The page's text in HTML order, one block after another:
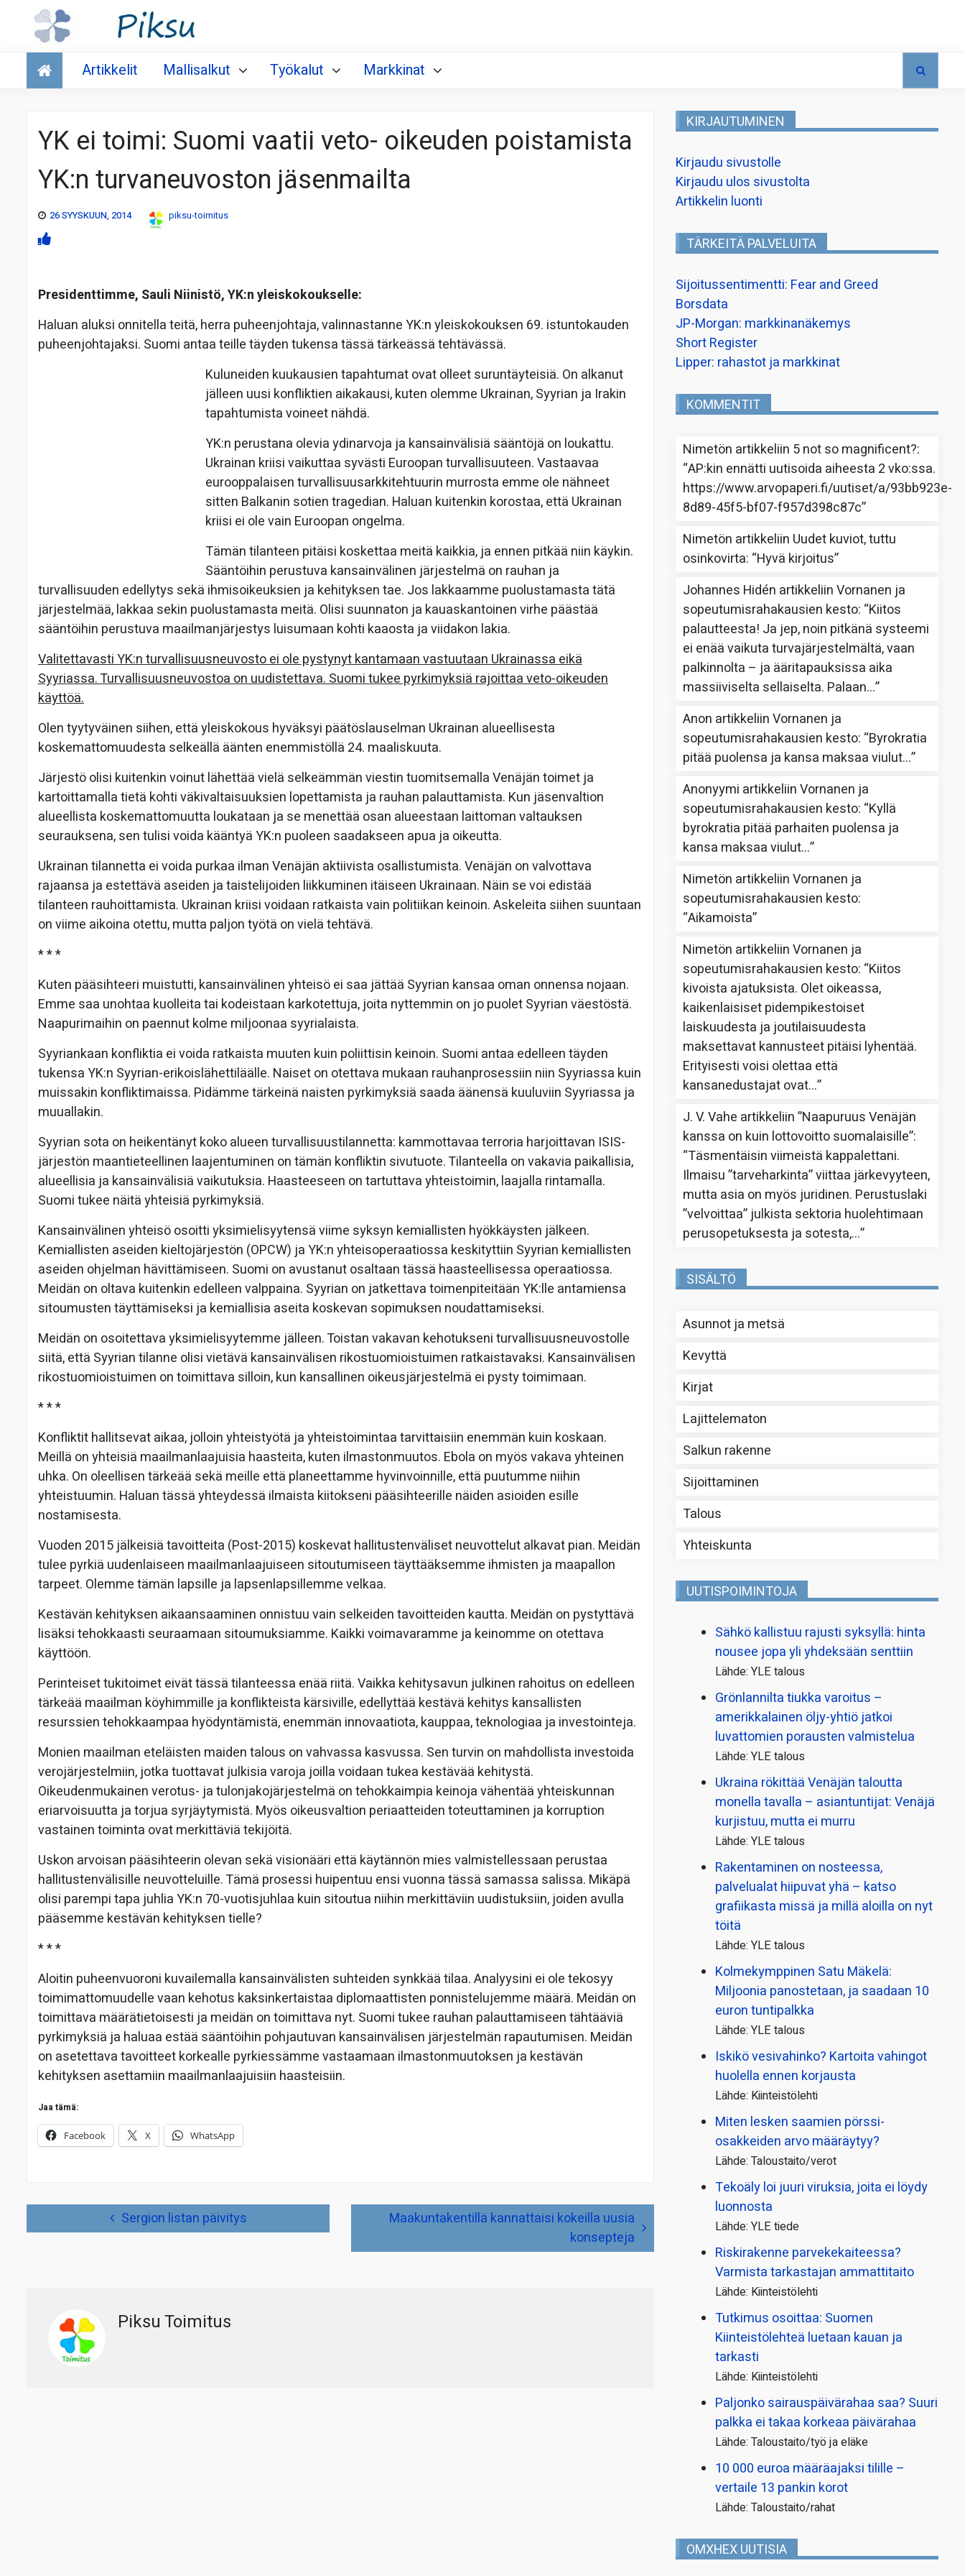
Talous
Artikkelit Mallisalkut Työkalut Markkinat
YK ei toimi: Suomi vaatii veto- oikeuden poistamista
YK:n turvaneuvoston jäsenmailta
26 SYYSKUUN, 2014 piksu-toimitus
Presidenttimme, Sauli Niinistö, YK:n yleiskokoukselle:
Haluan aluksi onnitella teitä, herra puheenjohtaja, valinnastanne YK:n yleiskokouksen 69. istuntokauden
puheenjohtajaksi. Suomi antaa teille täyden tukensa tässä tärkeässä tehtävässä.
Kuluneiden kuukausien tapahtumat ovat olleet suruntäyteisiä. On alkanut
jälleen uusi konfliktien aikakausi, kuten olemme Ukrainan, Syyrian ja Irakin
tapahtumista voineet nähdä.
YK:n perustana olevia ydinarvoja ja kansainvälisiä sääntöjä on loukattu.
Ukrainan kriisi vaikuttaa syvästi Euroopan turvallisuuteen. Vastaavaa
eurooppalaisen turvallisuusarkkitehtuurin murrosta emme ole nähneet
sitten Balkanin sotien tragedian. Haluan kuitenkin korostaa, että Ukrainan
kriisi ei ole vain Euroopan ongelma.
Tämän tilanteen pitäisi koskettaa meitä kaikkia, ja ennen pitkää niin käykin.
Sääntöihin perustuva kansainvälinen järjestelmä on rauhan ja
turvallisuuden edellytys sekä ihmisoikeuksien ja kehityksen tae. Jos lakkaamme puolustamasta tätä
järjestelmää, lakkaa sekin puolustamasta meitä. Olisi suunnaton ja kauaskantoinen virhe päästää
sääntöihin perustuva maailmanjärjestys luisumaan kohti kaaosta ja viidakon lakia.
Valitettavasti YK:n turvallisuusneuvosto ei ole pystynyt kantamaan vastuutaan Ukrainassa eikä
Syyriassa. Turvallisuusneuvostoa on uudistettava. Suomi tukee pyrkimyksiä rajoittaa veto-oikeuden
käyttöä.
Olen tyytyväinen siihen, että yleiskokous hyväksyi päätöslauselman Ukrainan alueellisesta
koskemattomuudesta selkeällä äänten enemmistöllä 24. maaliskuuta.
Järjestö olisi kuitenkin voinut lähettää vielä selkeämmän viestin tuomitsemalla Venäjän toimet ja
kartoittamalla tietä kohti väkivaltaisuuksien lopettamista ja rauhan palauttamista. Kun jäsenvaltion
alueellista koskemattomuutta loukataan ja se menettää osan alueestaan laittoman valtauksen
seurauksena, sen tulisi voida kääntyä YK:n puoleen saadakseen apua ja oikeutta.
Ukrainan tilannetta ei voida purkaa ilman Venäjän aktiivista osallistumista. Venäjän on valvottava
rajaansa ja estettävä aseiden ja taistelijoiden liikkuminen itäiseen Ukrainaan. Näin se voi edistää
tilanteen rauhoittamista. Ukrainan kriisi voidaan ratkaista vain politiikan keinoin. Askeleita siihen suuntaan
on viime aikoina otettu, mutta paljon työtä on vielä tehtävä.
* * *
Kuten pääsihteeri muistutti, kansainvälinen yhteisö ei saa jättää Syyrian kansaa oman onnensa nojaan.
Emme saa unohtaa kuolleita tai kodeistaan karkotettuja, joita nyttemmin on jo puolet Syyrian väestöstä.
Naapurimaihin on paennut kolme miljoonaa syyrialaista.
Syyriankaan konfliktia ei voida ratkaista muuten kuin poliittisin keinoin. Suomi antaa edelleen täyden
tukensa YK:n Syyrian-erikoislähettiläälle. Naiset on otettava mukaan rauhanprosessiin niin Syyriassa kuin
muissakin konfliktimaissa. Pidämme tärkeinä naisten pyrkimyksiä saada äänensä kuuluviin Syyriassa ja
muuallakin.
Syyrian sota on heikentänyt koko alueen turvallisuustilannetta: kammottavaa terroria harjoittavan ISIS-
järjestön maantieteellinen laajentuminen on tämän konfliktin sivutuote. Tilanteella on vakavia paikallisia,
alueellisia ja kansainvälisiä vaikutuksia. Haasteeseen on tartuttava yhteistoimin, laajalla rintamalla.
Suomi tukee näitä yhteisiä pyrkimyksiä.
Kansainvälinen yhteisö osoitti yksimielisyytensä viime syksyn kemiallisten hyökkäysten jälkeen.
Kemiallisten aseiden kieltojärjestön (OPCW) ja YK:n yhteisoperaatiossa keskityttiin Syyrian kemiallisten
aseiden ohjelman hävittämiseen. Suomi on avustanut osaltaan tässä haasteellisessa operaatiossa.
Meidän on oltava kuitenkin edelleen valppaina. Syyrian on jatkettava toimenpiteitään YK:lle antamiensa
sitoumusten täyttämiseksi ja kemiallisia aseita koskevan sopimuksen noudattamiseksi.
Meidän on osoitettava yksimielisyytemme jälleen. Toistan vakavan kehotukseni turvallisuusneuvostolle
siitä, että Syyrian tilanne olisi vietävä kansainvälisen rikostuomioistuimen ratkaistavaksi. Kansainvälisen
rikostuomioistuimen on toimittava silloin, kun kansallinen oikeusjärjestelmä ei pysty toimimaan.
* * *
Konfliktit hallitsevat aikaa, jolloin yhteistyötä ja yhteistoimintaa tarvittaisiin enemmän kuin koskaan.
Meillä on yhteisiä maailmanlaajuisia haasteita, kuten ilmastonmuutos. Ebola on myös vakava yhteinen
uhka. On oleellisen tärkeää sekä meille että planeettamme hyvinvoinnille, että puutumme niihin
yhteistuumin. Haluan tässä yhteydessä ilmaista kiitokseni pääsihteerille näiden asioiden esille
nostamisesta.
Vuoden 2015 jälkeisiä tavoitteita (Post-2015) koskevat hallitustenväliset neuvottelut alkavat pian. Meidän
tulee pyrkiä uudenlaiseen maailmanlaajuiseen sitoutumiseen täyttääksemme ihmisten ja maapallon
tarpeet. Olemme tämän lapsille ja lapsenlapsillemme velkaa.
Kestävän kehityksen aikaansaaminen onnistuu vain selkeiden tavoitteiden kautta. Meidän on pystyttävä
lisäksi tehokkaasti seuraamaan sitoumuksiamme. Kaikki voimavaramme ja keinomme on otettava
käyttöön.
Perinteiset tukitoimet eivät tässä tilanteessa enää riitä. Vaikka kehitysavun julkinen rahoitus on edelleen
tärkeää maailman köyhimmille ja konflikteista kärsiville, edellyttää kestävä kehitys kansallisten
resurssien tehokkaampaa hyödyntämistä, enemmän innovaatiota, kauppaa, teknologiaa ja investointeja.
Monien maailman eteläisten maiden talous on vahvassa kasvussa. Sen turvin on mahdollista investoida
verojärjestelmiin, jotka tuottavat julkisia varoja joilla voidaan tukea kestävää kehitystä.
Oikeudenmukainen verotus- ja tulonjakojärjestelmä on tehokkaimpia keinoja vähentää yhteiskunnan
eriarvoisuutta ja torjua syrjäytymistä. Myös oikeusvaltion periaatteiden toteuttaminen ja korruption
vastainen toiminta ovat merkittäviä tekijöitä.
Uskon arvoisan pääsihteerin olevan sekä visionääri että käytännön mies valmistellessaan perustaa
hallitustenvälisille neuvotteluille. Tämä prosessi huipentuu ensi vuonna tässä samassa salissa. Mikäpä
olisi parempi tapa juhlia YK:n 70-vuotisjuhlaa kuin sitoutua niihin merkittäviin uudistuksiin, joiden avulla
pääsemme kestävän kehityksen tielle?
* * *
Aloitin puheenvuoroni kuvailemalla kansainvälisten suhteiden synkkää tilaa. Analyysini ei ole tekosyy
toimimattomuudelle vaan kehotus kaksinkertaistaa diplomaattisten ponnistelujemme määrä. Meidän on
toimittava määrätietoisesti ja meidän on toimittava nyt. Suomi tukee rauhan palauttamiseen tähtääviä
pyrkimyksiä ja haluaa estää sääntöihin pohjautuvan kansainvälisen järjestelmän rapautumisen. Meidän
on asetettava tavoitteet korkealle pyrkiessämme vastaamaan ilmastonmuutoksen ja kestävän
kehityksen asettamiin maailmanlaajuisiin haasteisiin.
Jaa tämä:
Facebook X WhatsApp
Sergion listan päivitys
Maakuntakentillä kannattaisi kokeilla uusia
konsepteja
Piksu Toimitus
KIRJAUTUMINEN
Kirjaudu sivustolle
Kirjaudu ulos sivustolta
Artikkelin luonti
TÄRKEITÄ PALVELUITA
Sijoitussentimentti: Fear and Greed
Borsdata
JP-Morgan: markkinanäkemys
Short Register
Lipper: rahastot ja markkinat
KOMMENTIT
Nimetön artikkeliin 5 not so magnificent?:
“AP:kin ennätti uutisoida aiheesta 2 vko:ssa.
https://www.arvopaperi.fi/uutiset/a/93bb923e-
8d89-45f5-bf07-f957d398c87c”
Nimetön artikkeliin Uudet kuviot, tuttu
osinkovirta: “Hyvä kirjoitus”
Johannes Hidén artikkeliinVornanen ja
sopeutumisrahakausien kesto: “Kiitos
palautteesta! Ja jep, noin pitkänä systeemi
ei enää vaikuta turvajärjestelmältä, vaan
palkinnolta – ja ääritapauksissa aika
massiiviselta sellaiselta. Palaan…”
Anon artikkeliinVornanen ja
sopeutumisrahakausien kesto: “Byrokratia
pitää puolensa ja kansa maksaa viulut…”
Anonyymi artikkeliinVornanen ja
sopeutumisrahakausien kesto: “Kyllä
byrokratia pitää parhaiten puolensa ja
kansa maksaa viulut…”
Nimetön artikkeliinVornanen ja
sopeutumisrahakausien kesto:
“Aikamoista”
Nimetön artikkeliinVornanen ja
sopeutumisrahakausien kesto: “Kiitos
kivoista ajatuksista. Olet oikeassa,
kaikenlaisiset pidempikestoiset
laiskuudesta ja joutilaisuudesta
maksettavat kannusteet pitäisi lyhentää.
Erityisesti voisi olettaa että
kansanedustajat ovat…”
J. V. Vahe artikkeliin”Naapuruus Venäjän
kanssa on kuin lottovoitto suomalaisille”:
“Täsmentäisin viimeistä kappalettani.
Ilmaisu ”tarveharkinta” viittaa järkevyyteen,
mutta asia on myös juridinen. Perustuslaki
”velvoittaa” julkista sektoria huolehtimaan
perusopetuksesta ja sotesta,…”
SISÄLTÖ
Asunnot ja metsä
Kevyttä
Kirjat
Lajittelematon
Salkun rakenne
Sijoittaminen
Talous
Yhteiskunta
UUTISPOIMINTOJA
Sähkö kallistuu rajusti syksyllä: hinta
nousee jopa yli yhdeksään senttiin
Lähde: YLE talous
Grönlannilta tiukka varoitus –
amerikkalainen öljy-yhtiö jatkoi
luvattomien porausten valmistelua
Lähde: YLE talous
Ukraina rökittää Venäjän taloutta
monella tavalla – asiantuntijat: Venäjä
kurjistuu, mutta ei murru
Lähde: YLE talous
Rakentaminen on nosteessa,
palvelualat hiipuvat yhä – katso
grafiikasta missä ja millä aloilla on nyt
töitä
Lähde: YLE talous
Kolmekymppinen Satu Mäkelä:
Miljoonia panostetaan, ja saadaan 10
euron tuntipalkka
Lähde: YLE talous
Iskikö vesivahinko? Kartoita vahingot
huolella ennen korjausta
Lähde: Kiinteistölehti
Miten lesken saamien pörssi­
osakkeiden arvo määräytyy?
Lähde: Taloustaito/verot
Tekoäly loi juuri viruksia, joita ei löydy
luonnosta
Lähde: YLE tiede
Riskirakenne parvekekaiteessa?
Varmista tarkastajan ammattitaito
Lähde: Kiinteistölehti
Tutkimus osoittaa: Suomen
Kiinteistölehteä luetaan kauan ja
tarkasti
Lähde: Kiinteistölehti
Paljonko sairauspäivä­rahaa saa? Suuri
palkka ei takaa korkeaa päivärahaa
Lähde: Taloustaito/työ ja eläke
10 000 euroa määräajaksi tilille –
vertaile 13 pankin korot
Lähde: Taloustaito/rahat
OMXHEX UUTISIA